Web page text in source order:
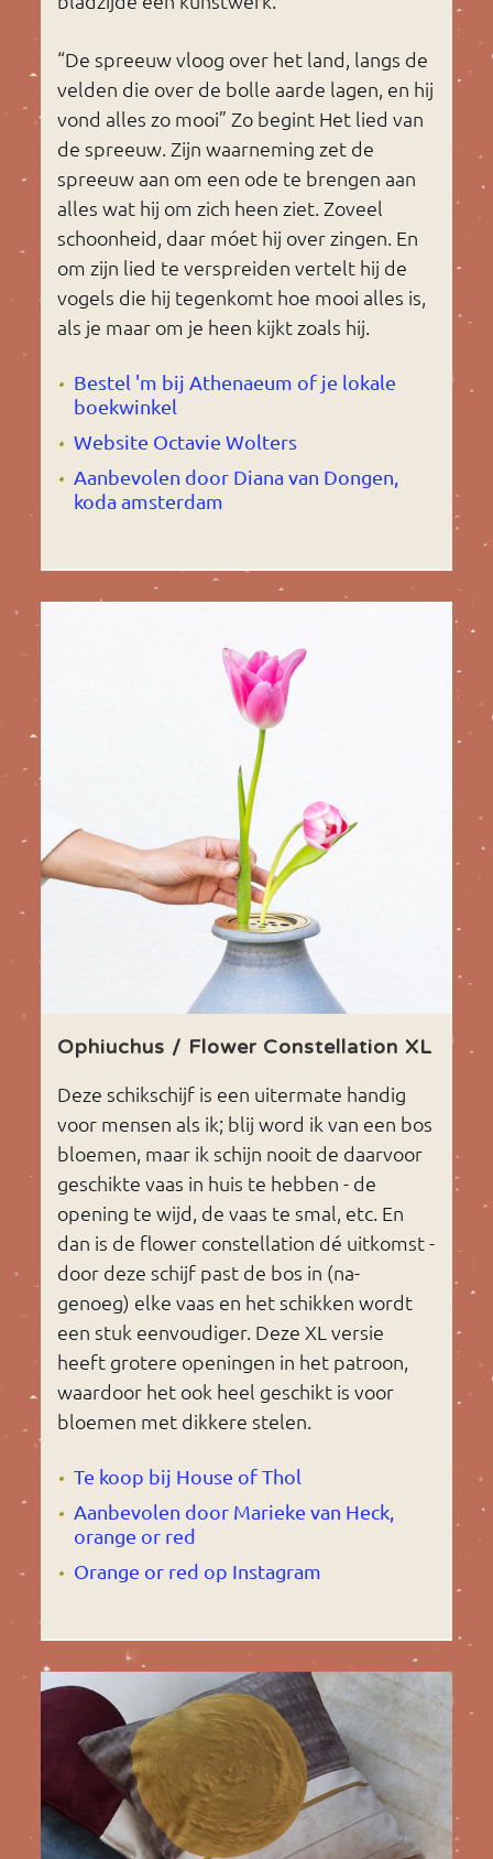
“De spreeuw vloog over het land, langs de
velden die over de bolle aarde lagen, en hij
vond alles zo mooi” Zo begint Het lied van
de spreeuw. Zijn waarneming zet de
spreeuw aan om een ode te brengen aan
alles wat hij om zich heen ziet. Zoveel
schoonheid, daar móet hij over zingen. En
om zijn lied te verspreiden vertelt hij de
vogels die hij tegenkomt hoe mooi alles is,
als je maar om je heen kijkt zoals hij.
Bestel 'm bij Athenaeum of je lokale
boekwinkel
Website Octavie Wolters
Aanbevolen door Diana van Dongen,
koda amsterdam
Ophiuchus / Flower Constellation XL
Deze schikschijf is een uitermate handig
voor mensen als ik; blij word ik van een bos
bloemen, maar ik schijn nooit de daarvoor
geschikte vaas in huis te hebben - de
opening te wijd, de vaas te smal, etc. En
dan is de flower constellation dé uitkomst -
door deze schijf past de bos in (na-
genoeg) elke vaas en het schikken wordt
een stuk eenvoudiger. Deze XL versie
heeft grotere openingen in het patroon,
waardoor het ook heel geschikt is voor
bloemen met dikkere stelen.
Te koop bij House of Thol
Aanbevolen door Marieke van Heck,
orange or red
Orange or red op Instagram